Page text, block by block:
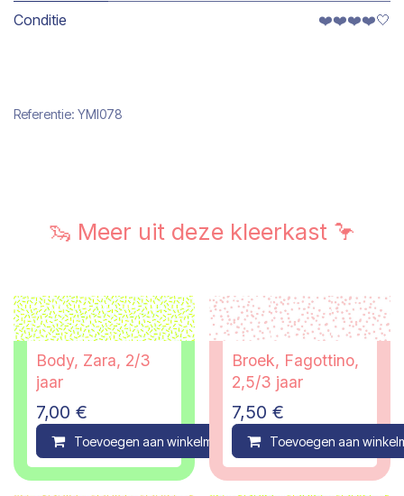
Conditie ❤️❤️❤️❤️🤍
Referentie: YMI078
🦦 Meer uit deze kleerkast 🦩
Body, Zara, 2/3
jaar
7,00 €
Toevoegen aan winkelmandje Compare
Broek, Fagottino,
2,5/3 jaar
7,50 €
Toevoegen aan